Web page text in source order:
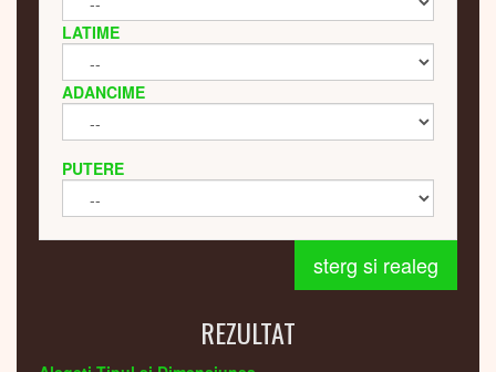
LATIME
ADANCIME
PUTERE
sterg si realeg
REZULTAT